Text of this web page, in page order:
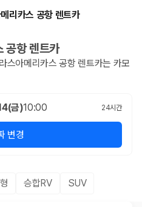
리카스 공항 렌트카
공항렌트카
스아메리카스 공항 렌트카는 카모
금)10:00 24시간
변경
승합RV SUV